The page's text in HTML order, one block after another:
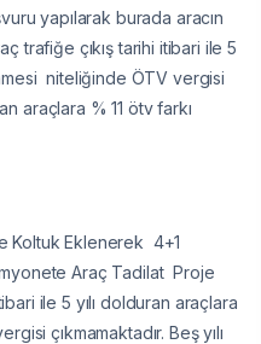
yapılarak burada aracın
trafiğe çıkış tarihi itibari ile 5
niteliğinde ÖTV vergisi
araçlara % 11 ötv farkı
Koltuk Eklenerek 4+1
Araç Tadilat Proje
ile 5 yılı dolduran araçlara
çıkmamaktadır. Beş yılı